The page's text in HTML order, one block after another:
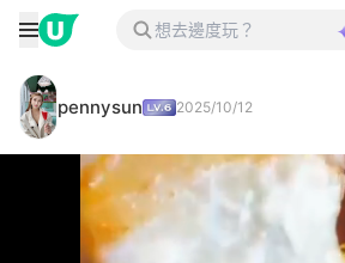
pennysun 2025/10/12